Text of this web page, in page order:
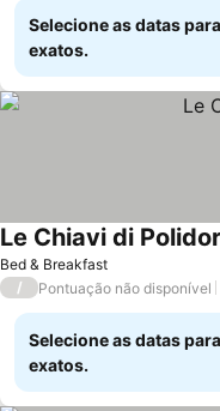
Selecione as datas
exatos.
Bed & Breakfast
Le Chiavi di
/ Pontuação não disponível
Selecione as datas
exatos.